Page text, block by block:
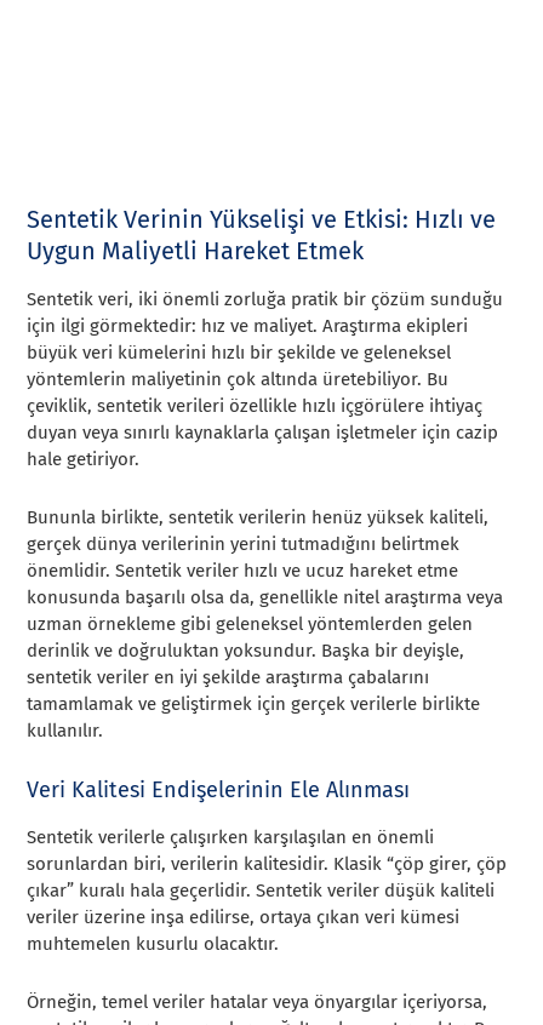
Sentetik Verinin Yükselişi ve Etkisi: Hızlı ve
Uygun Maliyetli Hareket Etmek
Sentetik veri, iki önemli zorluğa pratik bir çözüm sunduğu
için ilgi görmektedir: hız ve maliyet. Araştırma ekipleri
büyük veri kümelerini hızlı bir şekilde ve geleneksel
yöntemlerin maliyetinin çok altında üretebiliyor. Bu
çeviklik, sentetik verileri özellikle hızlı içgörülere ihtiyaç
duyan veya sınırlı kaynaklarla çalışan işletmeler için cazip
hale getiriyor.
Bununla birlikte, sentetik verilerin henüz yüksek kaliteli,
gerçek dünya verilerinin yerini tutmadığını belirtmek
önemlidir. Sentetik veriler hızlı ve ucuz hareket etme
konusunda başarılı olsa da, genellikle nitel araştırma veya
uzman örnekleme gibi geleneksel yöntemlerden gelen
derinlik ve doğruluktan yoksundur. Başka bir deyişle,
sentetik veriler en iyi şekilde araştırma çabalarını
tamamlamak ve geliştirmek için gerçek verilerle birlikte
kullanılır.
Veri Kalitesi Endişelerinin Ele Alınması
Sentetik verilerle çalışırken karşılaşılan en önemli
sorunlardan biri, verilerin kalitesidir. Klasik “çöp girer, çöp
çıkar” kuralı hala geçerlidir. Sentetik veriler düşük kaliteli
veriler üzerine inşa edilirse, ortaya çıkan veri kümesi
muhtemelen kusurlu olacaktır.
Örneğin, temel veriler hatalar veya önyargılar içeriyorsa,